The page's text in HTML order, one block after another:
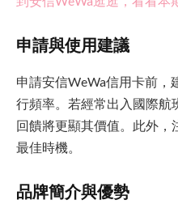
申請與使用建議
申請安信WeWa信用卡前，
行頻率。若經常出入國際航
回饋將更顯其價值。此外，
最佳時機。
品牌簡介與優勢